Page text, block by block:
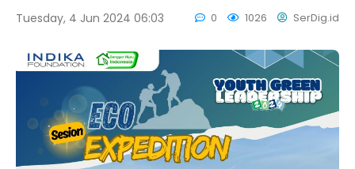
Tuesday, 4 Jun 2024 06:03 0 1026 SerDig.id